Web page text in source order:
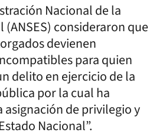
Nacional de la
(ANSES) consideraron que
devienen
para quien
delito en ejercicio de la
por la cual ha
asignación de privilegio y
Nacional”.